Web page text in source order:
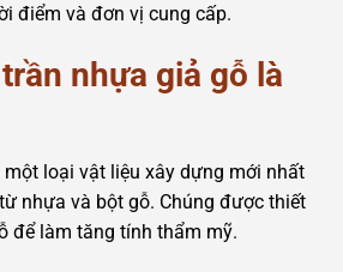
điểm và đơn vị cung cấp.
nhựa giả gỗ là
một loại vật liệu xây dựng mới nhất
nhựa và bột gỗ. Chúng được thiết
để làm tăng tính thẩm mỹ.